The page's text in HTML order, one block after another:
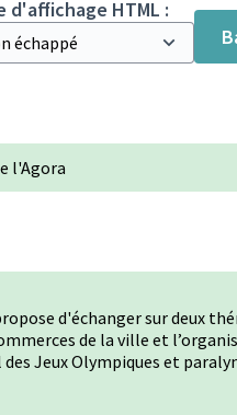
d'affichage HTML :
l'Agora
d'échanger sur deux
de la ville et
Jeux Olympiques et